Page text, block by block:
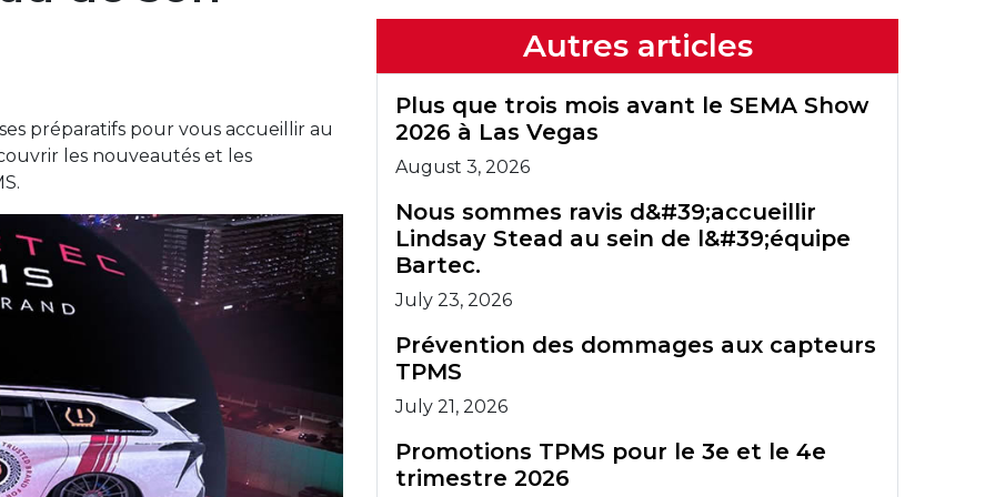
de la garantie
Rite-Sensor®
hérités
Accessoires SSPP
formation ATS
Comparaison des
hérités
Formation sur les
Accessoires SSPP
Cours de
service technique
TPMS
au
Tech450PRO
préparatifs pour vous accueillir au
les nouveautés et les
Autres articles
Plus que trois mois avant le SEMA Show
2026 à Las Vegas
August 3, 2026
Nous sommes ravis d&#39;accueillir
Lindsay Stead au sein de l&#39;équipe
Bartec.
July 23, 2026
Prévention des dommages aux capteurs
TPMS
July 21, 2026
Promotions TPMS pour le 3e et le 4e
trimestre 2026